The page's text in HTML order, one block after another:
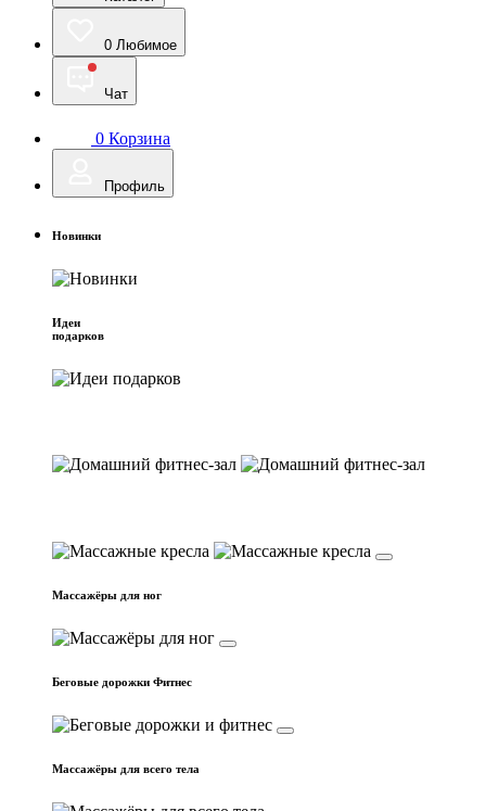
0 Любимое
Чат
0 Корзина
Профиль
Новинки
Идеи
подарков
Массажёры для ног
Беговые дорожки Фитнес
Массажёры для всего тела